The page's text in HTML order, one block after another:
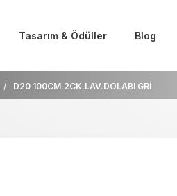
Tasarım & Ödüller Blog
D20 100CM.2CK.LAV.DOLABI GRİ